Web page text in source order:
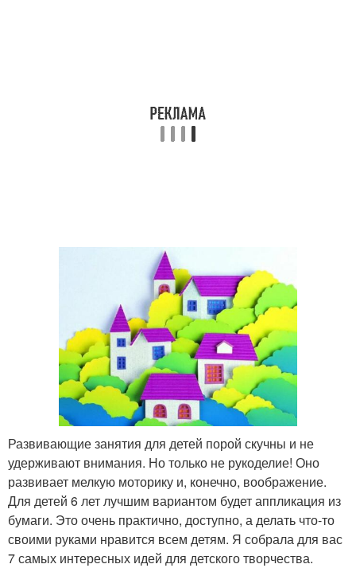
Развивающие занятия для детей порой скучны и не
удерживают внимания. Но только не рукоделие! Оно
развивает мелкую моторику и, конечно, воображение.
Для детей 6 лет лучшим вариантом будет аппликация из
бумаги. Это очень практично, доступно, а делать что-то
своими руками нравится всем детям. Я собрала для вас
7 самых интересных идей для детского творчества.